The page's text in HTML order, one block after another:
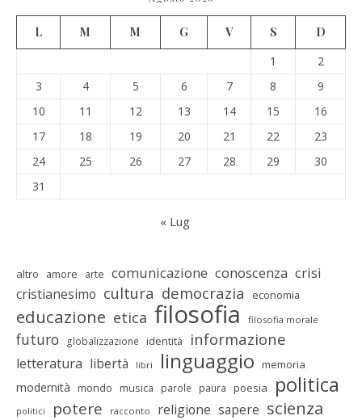
L M M G V S
D
1
2
3
4 5 6 7 8
9
10
11 12 13 14 15
16
17
18 19 20 21 22
23
24
25 26 27 28 29
30
31
« Lug
altro amore arte comunicazione conoscenza crisi
cristianesimo cultura democrazia economia
educazione etica filosofia filosofia morale
futuro globalizzazione identità informazione
letteratura libertà libri linguaggio memoria
modernità mondo musica parole paura poesia politica
politici potere racconto religione sapere scienza